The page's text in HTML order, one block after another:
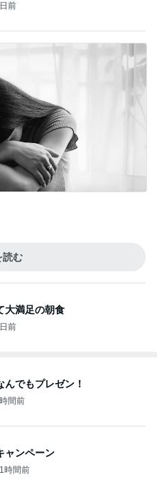
前
読む
大満足の朝食
前
んでもプレゼン！
間前
ャンペーン
時間前